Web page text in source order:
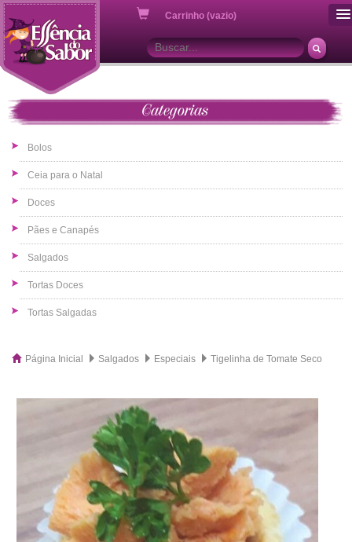
Carrinho (vazio)
Categorias
Bolos
Ceia para o Natal
Doces
Pães e Canapés
Salgados
Tortas Doces
Tortas Salgadas
Página Inicial Salgados Especiais Tigelinha de Tomate Seco